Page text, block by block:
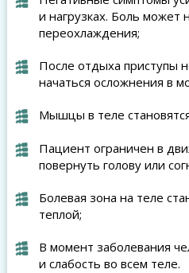
и нагрузках. Боль может
переохлаждения;
После отдыха приступы
начаться осложнения в
Мышцы в теле
Пациент ограничен в
повернуть голову или
Болевая зона на теле
теплой;
В момент заболевания
и слабость во всем теле.